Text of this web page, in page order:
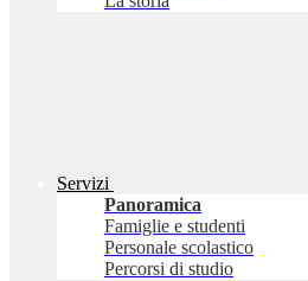
Servizi
Panoramica
Famiglie e studenti
Personale scolastico
Percorsi di studio